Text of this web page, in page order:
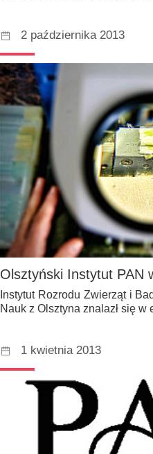
2 października 2013
Olsztyński Instytut PAN
Instytut Rozrodu Zwierząt i
Nauk z Olsztyna znalazł się
1 kwietnia 2013